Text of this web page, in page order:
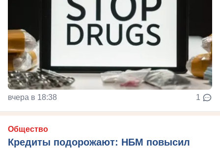
вчера в 18:38 1
Общество
Кредиты подорожают: НБМ повысил